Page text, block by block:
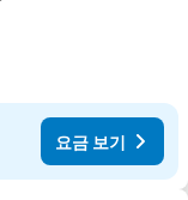
요금 보기